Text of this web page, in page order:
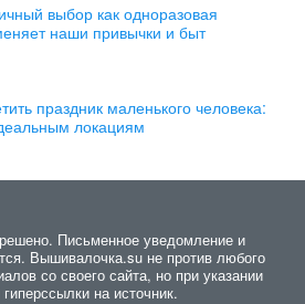
выбор как одноразовая
наши привычки и быт
праздник маленького человека:
локациям
Письменное уведомление и
Вышивалочка.su не против любого
со своего сайта, но при указании
на источник.